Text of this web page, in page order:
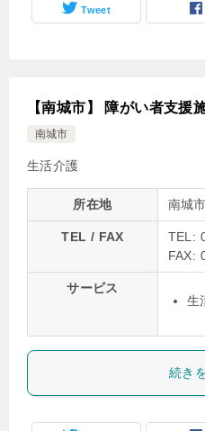
Tweet
【南城市】 障がい者支
南城市
生活介護
所在地 南城
TEL / FAX
TEL:
FAX:
サービス
生
続き